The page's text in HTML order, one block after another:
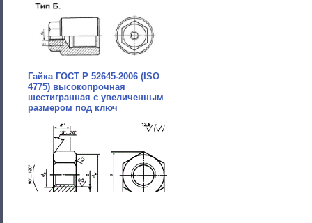
Гайка ГОСТ Р 52645-2006 (ISO
4775) высокопрочная
шестигранная с увеличенным
размером под ключ